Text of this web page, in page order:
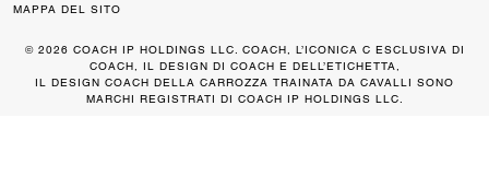
MAPPA DEL SITO
© 2026 COACH IP HOLDINGS LLC. COACH, L’ICONICA C ESCLUSIVA DI
COACH, IL DESIGN DI COACH E DELL’ETICHETTA,
IL DESIGN COACH DELLA CARROZZA TRAINATA DA CAVALLI SONO
MARCHI REGISTRATI DI COACH IP HOLDINGS LLC.